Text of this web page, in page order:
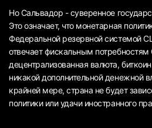
Но Сальвадор - суверенное
Это означает, что монетарная
Федеральной резервной системой
отвечает фискальным
децентрализованная валюта,
никакой дополнительной денежной
крайней мере, страна не будет
политики или удачи иностранного